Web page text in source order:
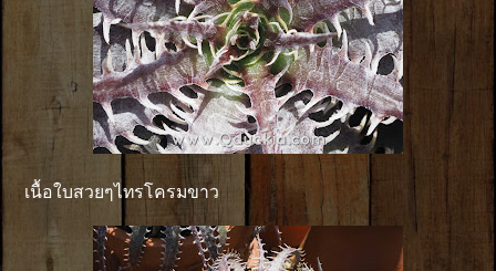
เนื้อใบสวยๆไทรโครมขาว